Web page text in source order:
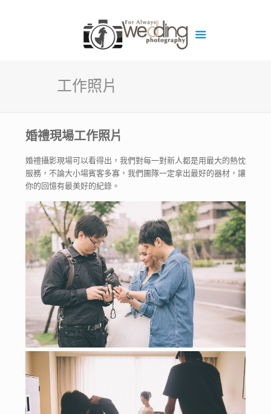
工作照片
婚禮現場工作照片
婚禮攝影現場可以看得出，我們對每一對新人都是用最大的熱忱
服務，不論大小場賓客多寡，我們團隊一定拿出最好的器材，讓
你的回憶有最美好的紀錄。